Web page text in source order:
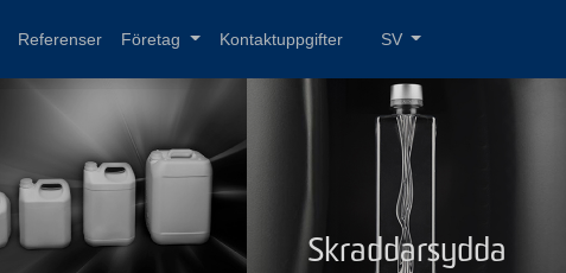
Referenser Företag Kontaktuppgifter SV
Skraddarsydda